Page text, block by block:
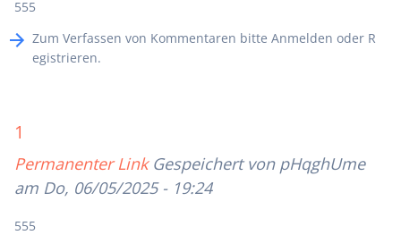
555
Zum Verfassen von Kommentaren bitte Anmelden oder R
egistrieren.
1
Permanenter Link Gespeichert von pHqghUme
am Do, 06/05/2025 - 19:24
555